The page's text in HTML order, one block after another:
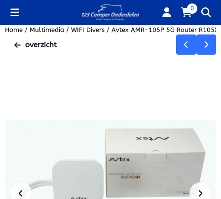
Cookievoorkeuren zijn beschikbaar. Kies instellingen of sta
0
Home / Multimedia / WIFI Divers / Avtex AMR-105P 5G Router
overzicht